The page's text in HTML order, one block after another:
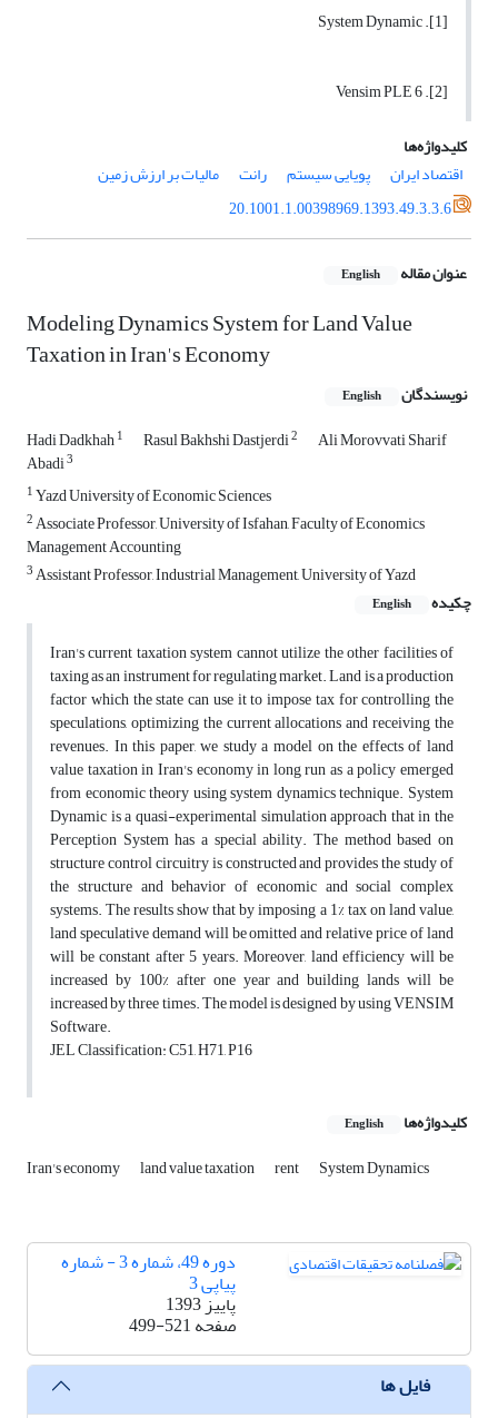
[1]. System Dynamic
[2]. Vensim PLE 6
کلیدواژه‌ها
اقتصاد ایران
پویایی سیستم رانت
مالیات بر ارزش زمین
20.1001.1.00398969.1393.49.3.3.6
عنوان مقاله English
Modeling Dynamics System for Land Value
Taxation in Iran's Economy
نویسندگان English
Hadi Dadkhah1 Rasul Bakhshi Dastjerdi2 Ali Morovvati Sharif
Abadi3
1Yazd University of Economic Sciences
2Associate Professor, University of Isfahan, Faculty of Economics
Management Accounting
3Assistant Professor, Industrial Management, University of Yazd
چکیده
English
Iran's current taxation system cannot utilize the other facilities of
taxing as an instrument for regulating market. Land is a production
factor which the state can use it to impose tax for controlling the
speculations, optimizing the current allocations and receiving the
revenues. In this paper, we study a model on the effects of land
value taxation in Iran's economy in long run as a policy emerged
from economic theory using system dynamics technique. System
Dynamic is a quasi-experimental simulation approach that in the
Perception System has a special ability. The method based on
structure control circuitry is constructed and provides the study of
the structure and behavior of economic and social complex
systems. The results show that by imposing a 1% tax on land value,
land speculative demand will be omitted and relative price of land
will be constant after 5 years. Moreover, land efficiency will be
increased by 100% after one year and building lands will be
increased by three times. The model is designed by using VENSIM
Software.
JEL Classification: C51, H71, P16
کلیدواژه‌ها English
Iran's economy land value taxation rent System Dynamics
دوره 49، شماره 3 - شماره
پیاپی 3
پاییز 1393
صفحه499-521
فایل ها